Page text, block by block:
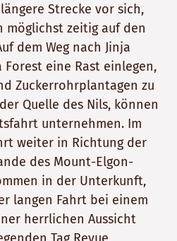
Strecke vor sich,
möglichst zeitig auf den
dem Weg nach Jinja
eine Rast einlegen,
Zuckerrohrplantagen zu
Quelle des Nils, können
unternehmen. Im
weiter in Richtung der
des Mount-Elgon-
in der Unterkunft,
langen Fahrt bei einem
herrlichen Aussicht